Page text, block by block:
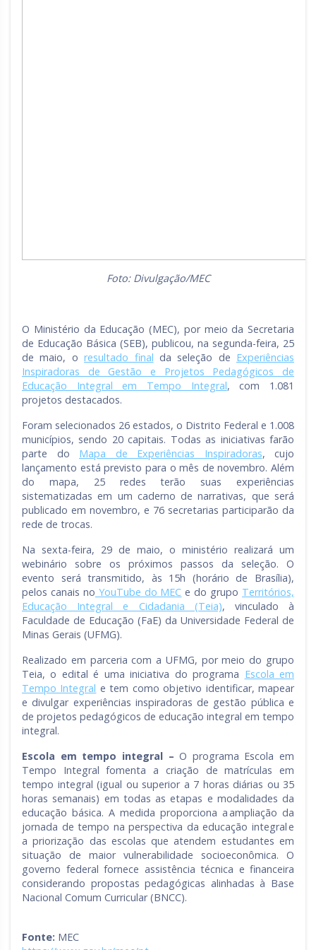
Foto: Divulgação/MEC
O Ministério da Educação (MEC), por meio da Secretaria
de Educação Básica (SEB), publicou, na segunda-feira, 25
de maio, oresultado final da seleção de Experiências
Inspiradoras de Gestão e Projetos Pedagógicos de
Educação Integral em Tempo Integral, com 1.081
projetos destacados.
Foram selecionados 26 estados, o Distrito Federal e 1.008
municípios, sendo 20 capitais. Todas as iniciativas farão
parte do Mapa de Experiências Inspiradoras, cujo
lançamento está previsto para o mês de novembro. Além
do mapa, 25 redes terão suas experiências
sistematizadas em um caderno de narrativas, que será
publicado em novembro, e 76 secretarias participarão da
rede de trocas.
Na sexta-feira, 29 de maio, o ministério realizará um
webinário sobre os próximos passos da seleção. O
evento será transmitido, às 15h (horário de Brasília),
pelos canais no YouTube do MEC e do grupo Territórios,
Educação Integral e Cidadania (Teia), vinculado à
Faculdade de Educação (FaE) da Universidade Federal de
Minas Gerais (UFMG).
Realizado em parceria com a UFMG, por meio do grupo
Teia, o edital é uma iniciativa do programa Escola em
Tempo Integral e tem como objetivo identificar, mapear
e divulgar experiências inspiradoras de gestão pública e
de projetos pedagógicos de educação integral em tempo
integral.
Escola em tempo integral – O programa Escola em
Tempo Integral fomenta a criação de matrículas em
tempo integral (igual ou superior a 7 horas diárias ou 35
horas semanais) em todas as etapas e modalidades da
educação básica. A medida proporciona a ampliação da
jornada de tempo na perspectiva da educação integral e
a priorização das escolas que atendem estudantes em
situação de maior vulnerabilidade socioeconômica. O
governo federal fornece assistência técnica e financeira
considerando propostas pedagógicas alinhadas à Base
Nacional Comum Curricular (BNCC).
Fonte: MEC